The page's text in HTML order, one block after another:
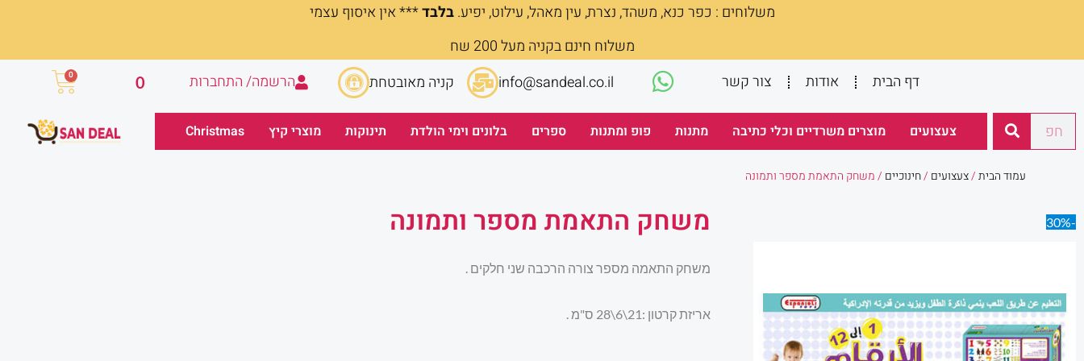
משלוחים : כפר כנא, משהד, נצרת, עין מאהל, עילוט, יפיע.בלבד*** אין איסוף עצמי
משלוח חינם בקניה מעל 200 שח
דף הבית
אודות צור קשר info@sandeal.co.il קניה מאובטחת הרשמה/ התחברות 0
0
עגלת
חיפוש צעצועים מוצרים משרדיים וכלי כתיבה מתנות פופ ומתנות ספרים בלונים וימי הולדת תינוקות מוצרי קיץ Christmas
עמוד הבית/צעצועים /חינוכיים / משחק התאמת מספר ותמונה
-30% משחק התאמת מספר ותמונה
משחק התאמה מספר צורה הרכבה שני חלקים .
אריזת קרטון :21\6\28 ס"מ .